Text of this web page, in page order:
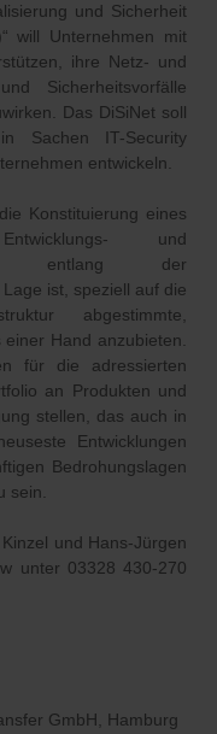
und Sicherheit
will Unternehmen mit
ihre Netz- und
Sicherheitsvorfälle
Das DiSiNet soll
Sachen IT-Security
entwickeln.
Konstituierung eines
und
das entlang der
ist, speziell auf die
abgestimmte,
Hand anzubieten.
für die adressierten
an Produkten und
stellen, das auch in
Entwicklungen
Bedrohungslagen
sein.
und Hans-Jürgen
unter 03328 430-270
GmbH, Hamburg